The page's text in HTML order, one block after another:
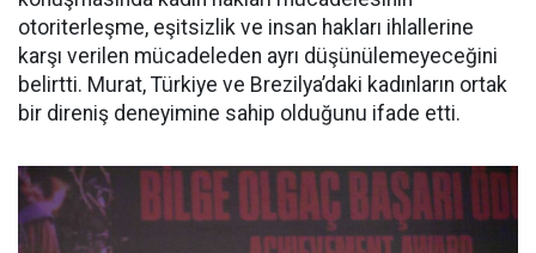
otoriterleşme, eşitsizlik ve insan hakları ihlallerine
karşı verilen mücadeleden ayrı düşünülemeyeceğini
belirtti. Murat, Türkiye ve Brezilya’daki kadınların ortak
bir direniş deneyimine sahip olduğunu ifade etti.